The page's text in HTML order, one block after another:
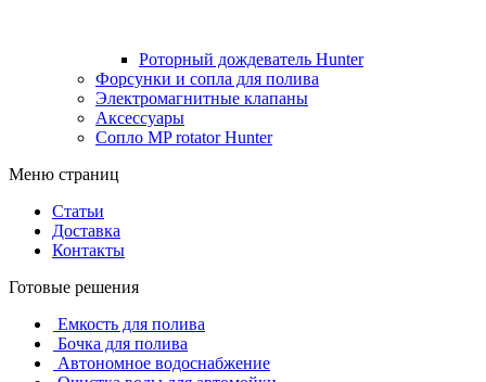
Роторный дождеватель Hunter
Форсунки и сопла для полива
Электромагнитные клапаны
Аксессуары
Сопло MP rotator Hunter
Меню страниц
Статьи
Доставка
Контакты
Готовые решения
Емкость для полива
Бочка для полива
Автономное водоснабжение